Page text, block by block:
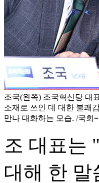
조국(왼쪽) 조국혁신당 대
소재로 쓰인 데 대한 불쾌
만나 대화하는 모습. /국회
조 대표는
대해 한 말